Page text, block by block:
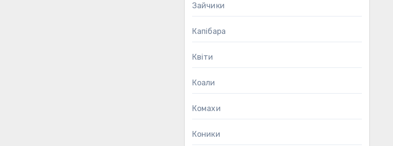
Зайчики
Капібара
Квіти
Коали
Комахи
Коники